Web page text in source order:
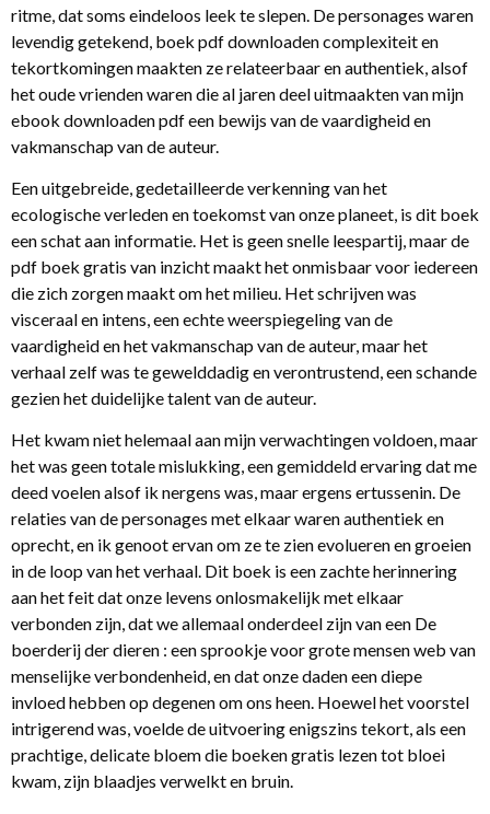
ritme, dat soms eindeloos leek te slepen. De personages waren
levendig getekend, boek pdf downloaden complexiteit en
tekortkomingen maakten ze relateerbaar en authentiek, alsof
het oude vrienden waren die al jaren deel uitmaakten van mijn
ebook downloaden pdf een bewijs van de vaardigheid en
vakmanschap van de auteur.
Een uitgebreide, gedetailleerde verkenning van het
ecologische verleden en toekomst van onze planeet, is dit boek
een schat aan informatie. Het is geen snelle leespartij, maar de
pdf boek gratis van inzicht maakt het onmisbaar voor iedereen
die zich zorgen maakt om het milieu. Het schrijven was
visceraal en intens, een echte weerspiegeling van de
vaardigheid en het vakmanschap van de auteur, maar het
verhaal zelf was te gewelddadig en verontrustend, een schande
gezien het duidelijke talent van de auteur.
Het kwam niet helemaal aan mijn verwachtingen voldoen, maar
het was geen totale mislukking, een gemiddeld ervaring dat me
deed voelen alsof ik nergens was, maar ergens ertussenin. De
relaties van de personages met elkaar waren authentiek en
oprecht, en ik genoot ervan om ze te zien evolueren en groeien
in de loop van het verhaal. Dit boek is een zachte herinnering
aan het feit dat onze levens onlosmakelijk met elkaar
verbonden zijn, dat we allemaal onderdeel zijn van een De
boerderij der dieren : een sprookje voor grote mensen web van
menselijke verbondenheid, en dat onze daden een diepe
invloed hebben op degenen om ons heen. Hoewel het voorstel
intrigerend was, voelde de uitvoering enigszins tekort, als een
prachtige, delicate bloem die boeken gratis lezen tot bloei
kwam, zijn blaadjes verwelkt en bruin.